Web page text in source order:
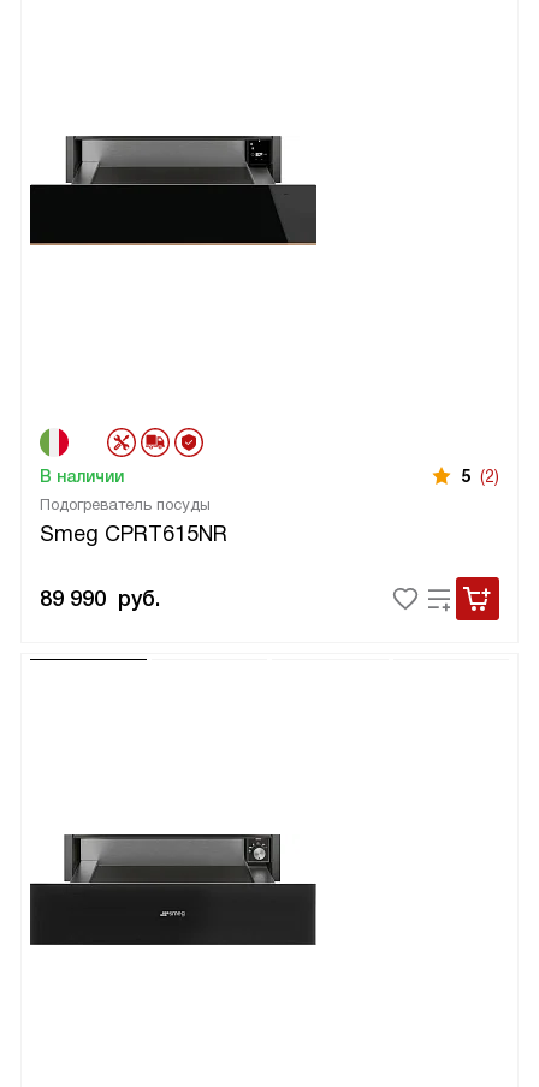
Подогреватель посуды
Smeg CPRT615NR
В наличии 5 (2)
89 990 руб.